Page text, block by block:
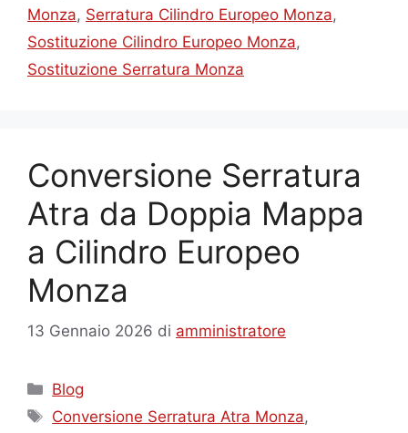
Monza, Serratura Cilindro Europeo Monza,
Sostituzione Cilindro Europeo Monza,
Sostituzione Serratura Monza
Conversione Serratura
Atra da Doppia Mappa
a Cilindro Europeo
Monza
13 Gennaio 2026 di amministratore
Categorie
Blog
Tag
Conversione Serratura Atra Monza,